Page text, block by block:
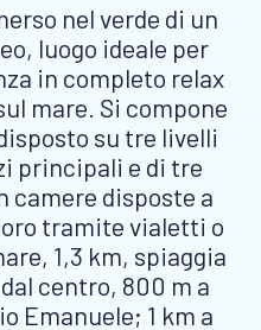
nel verde di un
luogo ideale per
in completo relax
mare. Si compone
su tre livelli
principali e di tre
camere disposte a
tramite vialetti o
1,3 km, spiaggia
centro, 800 m a
Emanuele; 1 km a